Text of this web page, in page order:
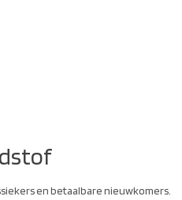
en betaalbare nieuwkomers.